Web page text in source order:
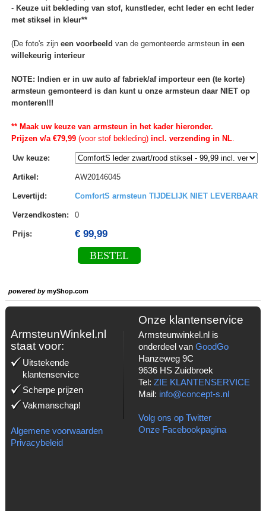
- Keuze uit bekleding van stof, kunstleder, echt leder en echt leder
met stiksel in kleur**
(De foto's zijn een voorbeeld van de gemonteerde armsteun in een
willekeurig interieur
NOTE: Indien er in uw auto af fabriek/af importeur een (te korte)
armsteun gemonteerd is dan kunt u onze armsteun daar NIET op
monteren!!!
** Maak uw keuze van armsteun in het kader hieronder.
Prijzen v/a €79,99(voor stof bekleding)incl. verzending in NL.
Uw keuze:
Artikel : AW20146045
Levertijd : ComfortS armsteun TIJDELIJK NIET LEVERBAAR
Verzendkosten: 0
Prijs: € 99,99
BESTEL
powered bymyShop.com
ArmsteunWinkel.nl
staat voor:
Uitstekende
klantenservice
Scherpe prijzen
Vakmanschap!
Algemene voorwaarden
Privacybeleid
Onze klantenservice
Armsteunwinkel.nl is
onderdeel van GoodGo
Hanzeweg 9C
9636 HS Zuidbroek
Tel: ZIE KLANTENSERVICE
Mail: info@concept-s.nl
Volg ons op Twitter
Onze Facebookpagina